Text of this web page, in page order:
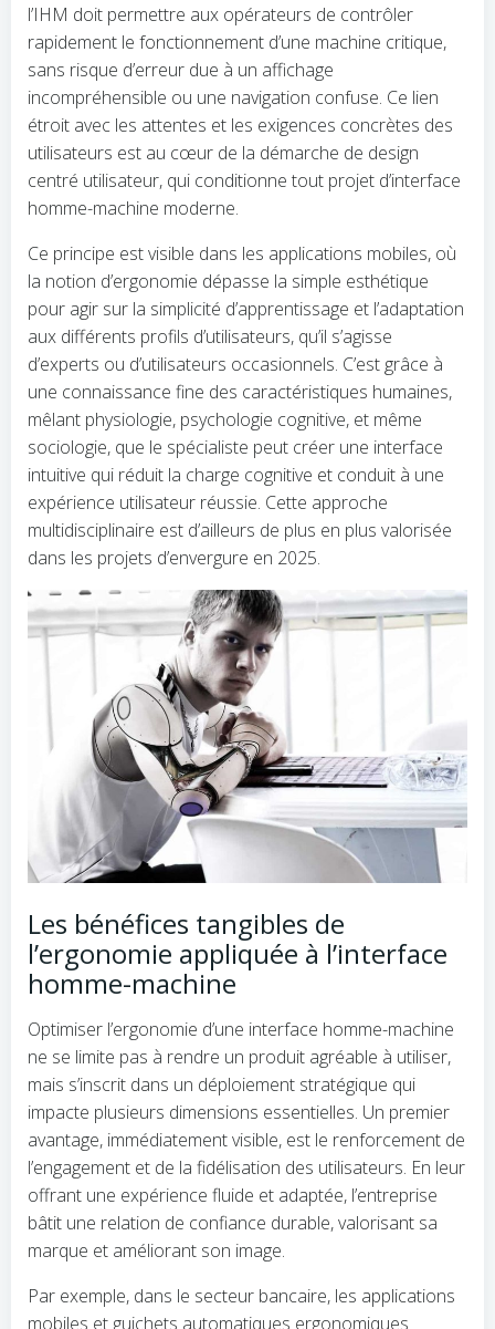
l’IHM doit permettre aux opérateurs de contrôler
rapidement le fonctionnement d’une machine critique,
sans risque d’erreur due à un affichage
incompréhensible ou une navigation confuse. Ce lien
étroit avec les attentes et les exigences concrètes des
utilisateurs est au cœur de la démarche de design
centré utilisateur, qui conditionne tout projet d’interface
homme-machine moderne.
Ce principe est visible dans les applications mobiles, où
la notion d’ergonomie dépasse la simple esthétique
pour agir sur la simplicité d’apprentissage et l’adaptation
aux différents profils d’utilisateurs, qu’il s’agisse
d’experts ou d’utilisateurs occasionnels. C’est grâce à
une connaissance fine des caractéristiques humaines,
mêlant physiologie, psychologie cognitive, et même
sociologie, que le spécialiste peut créer une interface
intuitive qui réduit la charge cognitive et conduit à une
expérience utilisateur réussie. Cette approche
multidisciplinaire est d’ailleurs de plus en plus valorisée
dans les projets d’envergure en 2025.
Les bénéfices tangibles de
l’ergonomie appliquée à l’interface
homme-machine
Optimiser l’ergonomie d’une interface homme-machine
ne se limite pas à rendre un produit agréable à utiliser,
mais s’inscrit dans un déploiement stratégique qui
impacte plusieurs dimensions essentielles. Un premier
avantage, immédiatement visible, est le renforcement de
l’engagement et de la fidélisation des utilisateurs. En leur
offrant une expérience fluide et adaptée, l’entreprise
bâtit une relation de confiance durable, valorisant sa
marque et améliorant son image.
Par exemple, dans le secteur bancaire, les applications
mobiles et guichets automatiques ergonomiques